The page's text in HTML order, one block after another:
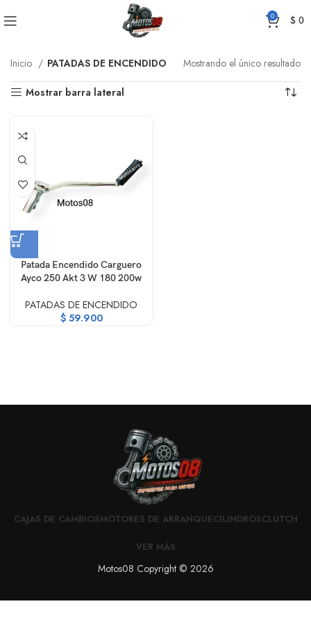
0 $0
Inicio PATADAS DE ENCENDIDO Mostrando el único resultado
Mostrar barra lateral
Patada Encendido Carguero
Ayco 250 Akt 3 W 180 200w
PATADAS DE ENCENDIDO
$59.900
CAJAS DE CAMBIOSMOTORES DE ARRANQUECILINDROSCLUTCH
VER MÁS
Motos08 Copyright © 2026